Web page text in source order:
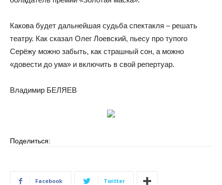
Какова будет дальнейшая судьба спектакля – решать
театру. Как сказал Олег Лоевский, пьесу про тупого
Серёжу можно забыть, как страшный сон, а можно
«довести до ума» и включить в свой репертуар.
Владимир БЕЛЯЕВ
Поделиться:
Facebook Twitter